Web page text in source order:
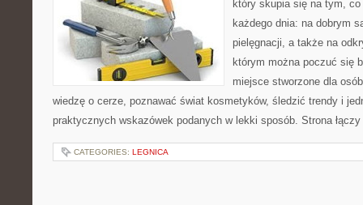
który skupia się na tym,
każdego dnia: na dobrym
pielęgnacji, a także na
którym można poczuć się
miejsce stworzone dla
wiedzę o cerze, poznawać świat kosmetyków, śledzić trendy i
praktycznych wskazówek podanych w lekki sposób. Strona
CATEGORIES: LEGNICA